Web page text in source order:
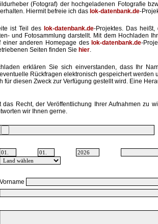
(Fotograf) der hochgeladenen Fotografie
Hiermit befreie ich das lok-datenbank.de-
ist Teil des lok-datenbank.de-Projektes. Das
und Fotosammlung darstellt. Mit dem Hochladen
einer anderen Homepage des lok-datenbank.de-
Seiten finden Sie hier.
erklären Sie sich einverstanden, dass Ihr
Rückfragen elektronisch gespeichert
für diesen Zweck zur Verfügung gestellt wird. Eine
das Recht, der Veröffentlichung Ihrer Aufnahmen zu
wir Ihnen gerne.
Vorname